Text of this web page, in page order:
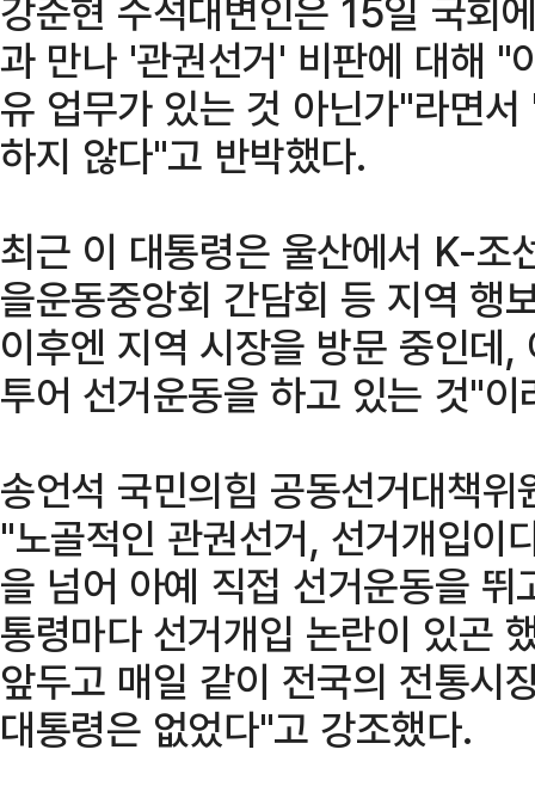
강준현 수석대변인은 15일 국회
과 만나 '관권선거' 비판에 대해 "
유 업무가 있는 것 아닌가"라면
하지 않다"고 반박했다.
최근 이 대통령은 울산에서 K-조
을운동중앙회 간담회 등 지역 행
이후엔 지역 시장을 방문 중인데
투어 선거운동을 하고 있는 것"
송언석 국민의힘 공동선거대책
"노골적인 관권선거, 선거개입이
을 넘어 아예 직접 선거운동을
통령마다 선거개입 논란이 있곤
앞두고 매일 같이 전국의 전통시
대통령은 없었다"고 강조했다.